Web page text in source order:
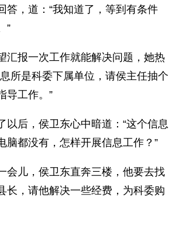
答，道：“我知道了，等到有条件
”
汇报一次工作就能解决问题，她热
所是科委下属单位，请侯主任抽个
导工作。”
以后，侯卫东心中暗道：“这个信息
脑都没有，怎样开展信息工作？”
会儿，侯卫东直奔三楼，他要去找
长，请他解决一些经费，为科委购